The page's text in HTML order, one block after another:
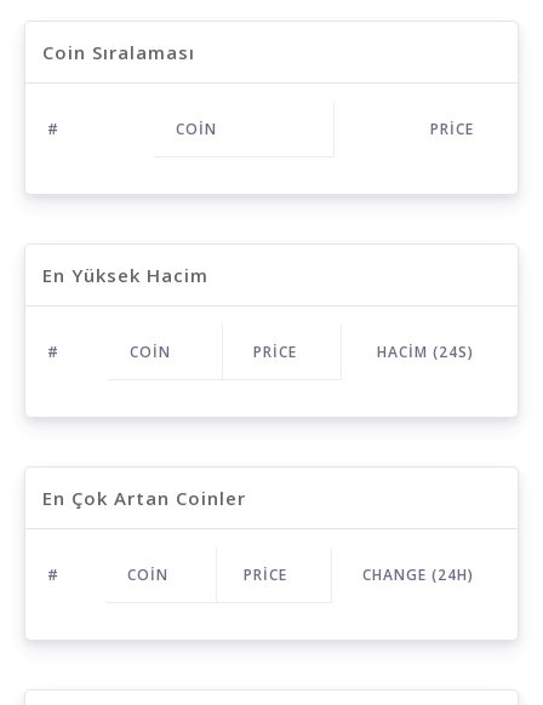
Coin Sıralaması
# COIN PRICE
En Yüksek Hacim
# COIN PRICE HACIM (24S)
En Çok Artan Coinler
# COIN PRICE CHANGE (24H)